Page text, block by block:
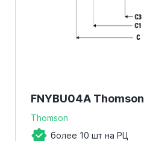
FNYBU04A Thomson
Thomson
более 10 шт на РЦ